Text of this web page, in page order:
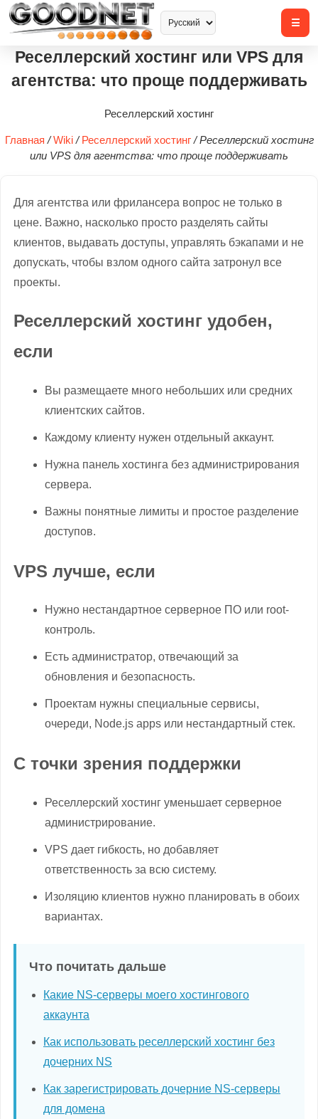
Реселлерский хостинг или VPS для
агентства: что проще поддерживать
Реселлерский хостинг
Главная / Wiki / Реселлерский хостинг / Реселлерский хостинг
или VPS для агентства: что проще поддерживать
Для агентства или фрилансера вопрос не только в
цене. Важно, насколько просто разделять сайты
клиентов, выдавать доступы, управлять бэкапами и не
допускать, чтобы взлом одного сайта затронул все
проекты.
Реселлерский хостинг удобен,
если
Вы размещаете много небольших или средних
клиентских сайтов.
Каждому клиенту нужен отдельный аккаунт.
Нужна панель хостинга без администрирования
сервера.
Важны понятные лимиты и простое разделение
доступов.
VPS лучше, если
Нужно нестандартное серверное ПО или root-
контроль.
Есть администратор, отвечающий за
обновления и безопасность.
Проектам нужны специальные сервисы,
очереди, Node.js apps или нестандартный стек.
С точки зрения поддержки
Реселлерский хостинг уменьшает серверное
администрирование.
VPS дает гибкость, но добавляет
ответственность за всю систему.
Изоляцию клиентов нужно планировать в обоих
вариантах.
Что почитать дальше
Какие NS-серверы моего хостингового
аккаунта
Как использовать реселлерский хостинг без
дочерних NS
Как зарегистрировать дочерние NS-серверы
для домена